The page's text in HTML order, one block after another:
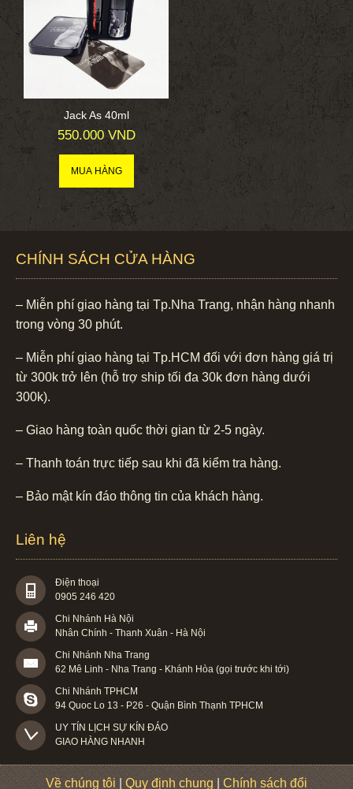
Jack As 40ml
550.000 VND
CHÍNH SÁCH CỬA HÀNG
– Miễn phí giao hàng tại Tp.Nha Trang, nhận hàng nhanh
trong vòng 30 phút.
– Miễn phí giao hàng tại Tp.HCM đối với đơn hàng giá trị
từ 300k trở lên (hỗ trợ ship tối đa 30k đơn hàng dưới
300k).
– Giao hàng toàn quốc thời gian từ 2-5 ngày.
– Thanh toán trực tiếp sau khi đã kiểm tra hàng.
– Bảo mật kín đáo thông tin của khách hàng.
Liên hệ
Điện thoại
0905 246 420
Chi Nhánh Hà Nội
Nhân Chính - Thanh Xuân - Hà Nội
Chi Nhánh Nha Trang
62 Mê Linh - Nha Trang - Khánh Hòa (gọi trước khi tới)
Chi Nhánh TPHCM
94 Quoc Lo 13 - P26 - Quận Bình Thạnh TPHCM
UY TÍN LỊCH SỰ KÍN ĐÁO
GIAO HÀNG NHANH
Về chúng tôi|Quy định chung|Chính sách đổi